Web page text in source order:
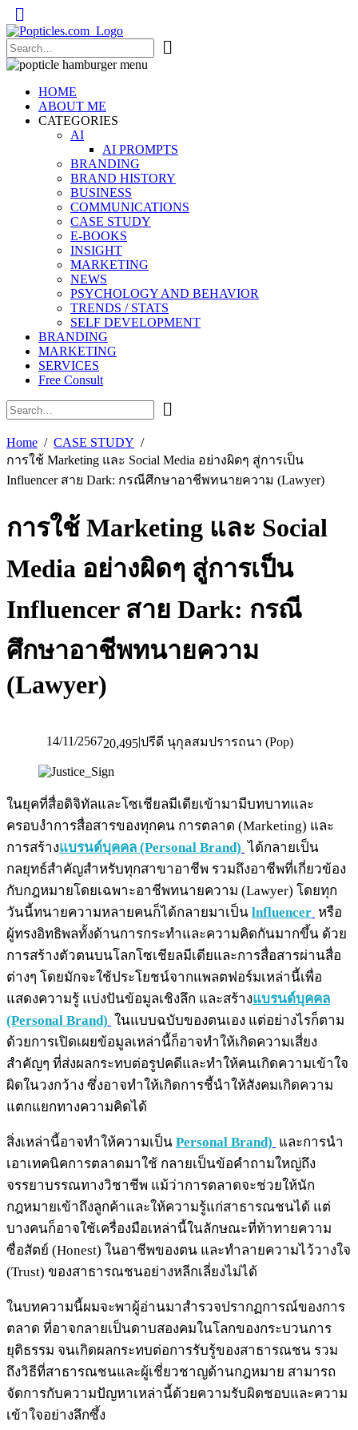
Popticles.com
HOME
ABOUT ME
CATEGORIES
AI
AI PROMPTS
BRANDING
BRAND HISTORY
BUSINESS
COMMUNICATIONS
CASE STUDY
E-BOOKS
INSIGHT
MARKETING
NEWS
PSYCHOLOGY AND BEHAVIOR
TRENDS / STATS
SELF DEVELOPMENT
BRANDING
MARKETING
SERVICES
Free Consult
Home
CASE STUDY
การใช้ Marketing และ Social Media อย่างผิดๆ สู่การเป็น
Influencer สาย Dark: กรณีศึกษาอาชีพทนายความ (Lawyer)
การใช้ Marketing และ Social
Media อย่างผิดๆ สู่การเป็น
Influencer สาย Dark: กรณี
ศึกษาอาชีพทนายความ
(Lawyer)
14/11/256720,495|ปรีดี นุกุลสมปรารถนา (Pop)
ในยุคที่สื่อดิจิทัลและโซเชียลมีเดียเข้ามามีบทบาทและ
ครอบงำการสื่อสารของทุกคน การตลาด (Marketing) และ
การสร้างแบรนด์บุคคล (Personal Brand) ได้กลายเป็น
กลยุทธ์สำคัญสำหรับทุกสาขาอาชีพ รวมถึงอาชีพที่เกี่ยวข้อง
กับกฎหมายโดยเฉพาะอาชีพทนายความ (Lawyer) โดยทุก
วันนี้ทนายความหลายคนก็ได้กลายมาเป็น lnfluencer หรือ
ผู้ทรงอิทธิพลทั้งด้านการกระทำและความคิดกันมากขึ้น ด้วย
การสร้างตัวตนบนโลกโซเชียลมีเดียและการสื่อสารผ่านสื่อ
ต่างๆ โดยมักจะใช้ประโยชน์จากแพลตฟอร์มเหล่านี้เพื่อ
แสดงความรู้ แบ่งปันข้อมูลเชิงลึก และสร้างแบรนด์บุคคล
(Personal Brand) ในแบบฉบับของตนเอง แต่อย่างไรก็ตาม
ด้วยการเปิดเผยข้อมูลเหล่านี้ก็อาจทำให้เกิดความเสี่ยง
สำคัญๆ ที่ส่งผลกระทบต่อรูปคดีและทำให้คนเกิดความเข้าใจ
ผิดในวงกว้าง ซึ่งอาจทำให้เกิดการชี้นำให้สังคมเกิดความ
แตกแยกทางความคิดได้
สิ่งเหล่านี้อาจทำให้ความเป็น Personal Brand) และการนำ
เอาเทคนิคการตลาดมาใช้ กลายเป็นข้อคำถามใหญ่ถึง
จรรยาบรรณทางวิชาชีพ แม้ว่าการตลาดจะช่วยให้นัก
กฎหมายเข้าถึงลูกค้าและให้ความรู้แก่สาธารณชนได้ แต่
บางคนก็อาจใช้เครื่องมือเหล่านี้ในลักษณะที่ท้าทายความ
ซื่อสัตย์ (Honest) ในอาชีพของตน และทำลายความไว้วางใจ
(Trust) ของสาธารณชนอย่างหลีกเลี่ยงไม่ได้
ในบทความนี้ผมจะพาผู้อ่านมาสำรวจปรากฏการณ์ของการ
ตลาด ที่อาจกลายเป็นดาบสองคมในโลกของกระบวนการ
ยุติธรรม จนเกิดผลกระทบต่อการรับรู้ของสาธารณชน รวม
ถึงวิธีที่สาธารณชนและผู้เชี่ยวชาญด้านกฎหมาย สามารถ
จัดการกับความปัญหาเหล่านี้ด้วยความรับผิดชอบและความ
เข้าใจอย่างลึกซึ้ง